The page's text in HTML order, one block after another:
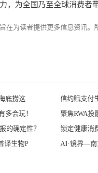
，为全国乃至全球消费者
在为读者提供更多信息资讯
底捞这 信约赋支付
多会玩！ 聚焦RWA投
的确定性？ 锁定健康消
译生物P AI·镜界—南